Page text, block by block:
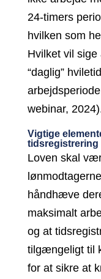
24-timers
hvilken som
Hvilket vil
“daglig”
webinar,
Vigtige
tidsregistrering
Loven skal
håndhæve
maksimalt
og at
tilgængeligt til
for at sikre at